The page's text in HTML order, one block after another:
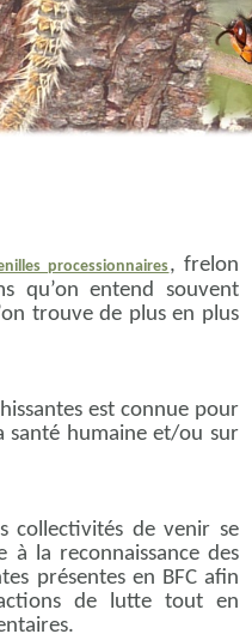
processionnaires, frelon
qu’on entend souvent
trouve de plus en plus
est connue pour
santé humaine et/ou sur
collectivités de venir se
la reconnaissance des
présentes en BFC afin
de lutte tout en